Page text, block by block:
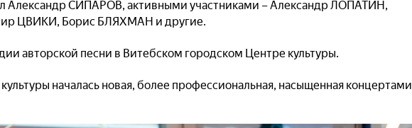
Александр СИПАРОВ, активными участниками – Александр ЛОПАТИН,
ЦВИКИ, Борис БЛЯХМАН и другие.
авторской песни в Витебском городском Центре культуры.
началась новая, более профессиональная, насыщенная концертами